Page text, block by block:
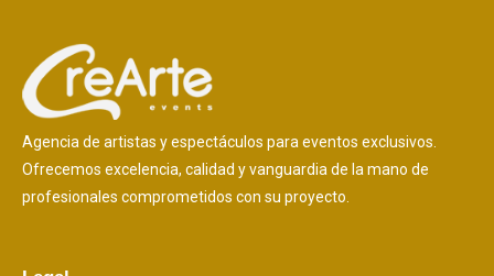
Agencia de artistas y espectáculos para eventos exclusivos.
Ofrecemos excelencia, calidad y vanguardia de la mano de
profesionales comprometidos con su proyecto.